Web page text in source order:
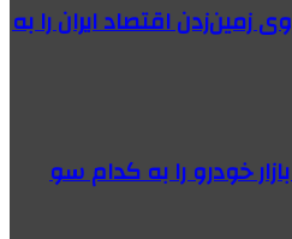
زمین‌زدن اقتصاد ایران را به
خودرو را به کدام سو